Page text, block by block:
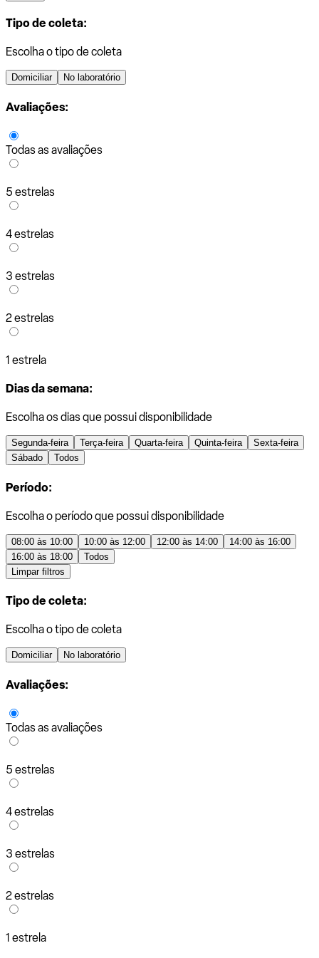
Tipo de coleta:
Escolha o tipo de coleta
Domiciliar No laboratório
Avaliações:
Todas as avaliações
5 estrelas
4 estrelas
3 estrelas
2 estrelas
1 estrela
Dias da semana:
Escolha os dias que possui disponibilidade
Segunda-feira Terça-feira Quarta-feira Quinta-feira
Sexta-feira
Sábado
Todos
Período:
Escolha o período que possui disponibilidade
08:00 às 10:00 10:00 às 12:00 12:00 às 14:00
14:00 às 16:00
16:00 às 18:00
Todos
Limpar filtros
Tipo de coleta:
Escolha o tipo de coleta
Domiciliar No laboratório
Avaliações:
Todas as avaliações
5 estrelas
4 estrelas
3 estrelas
2 estrelas
1 estrela